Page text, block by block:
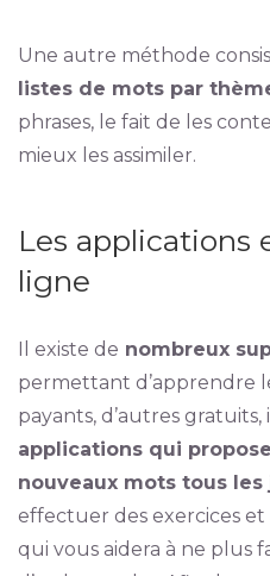
Une autre méthode
listes de mots par
phrases, le fait de les
mieux les assimiler.
Les applications
ligne
Il existe de nombreux
permettant d’apprendre
payants, d’autres
applications qui
nouveaux mots tous les
effectuer des exercices
qui vous aidera à ne plus